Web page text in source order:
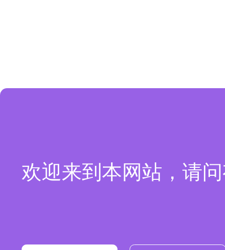
欢迎来到本网站，请